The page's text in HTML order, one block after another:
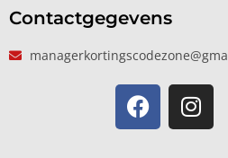
Contactgegevens